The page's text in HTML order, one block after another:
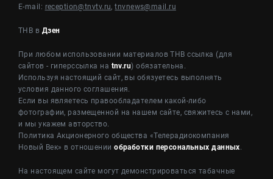
E-mail: reception@tnvtv.ru,tnvnews@mail.ru
ТНВ в Дзен
При любом использовании материалов ТНВ ссылка (для
сайтов - гиперссылка на tnv.ru) обязательна.
Используя настоящий сайт, вы обязуетесь выполнять
условия данного соглашения.
Если вы являетесь правообладателем какой-либо
фотографии, размещенной на нашем сайте, свяжитесь с нами,
и мы укажем авторство.
Политика Акционерного общества «Телерадиокомпания
Новый Век» в отношенииобработки персональных данных.
На настоящем сайте могут демонстрироваться табачные